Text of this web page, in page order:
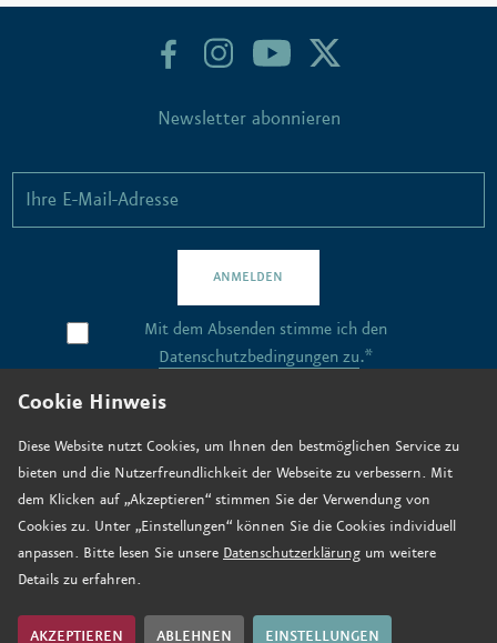
Cookie Hinweis
Diese Website nutzt Cookies, um Ihnen den bestmöglichen Service zu
bieten und die Nutzerfreundlichkeit der Webseite zu verbessern. Mit
dem Klicken auf „Akzeptieren“ stimmen Sie der Verwendung von
Cookies zu. Unter „Einstellungen“ können Sie die Cookies individuell
anpassen. Bitte lesen Sie unsere Datenschutzerklärung um weitere
Details zu erfahren.
AKZEPTIEREN ABLEHNEN EINSTELLUNGEN
Newsletter abonnieren
ANMELDEN
Mit dem Absenden stimme ich den
Datenschutzbedingungen zu.*
Kontakt
Stellenangebote
Anfahrt
Jetzt spenden
Datenschutz